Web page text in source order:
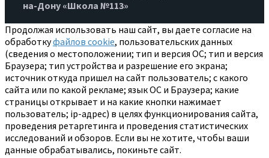
на-Дону «Школа №113»
Продолжая использовать наш сайт, вы даете согласие на
обработкуфайлов cookie, пользовательских данных
(сведения о местоположении; тип и версия ОС; тип и версия
Браузера; тип устройства и разрешение его экрана;
источник откуда пришел на сайт пользователь; с какого
сайта или по какой рекламе; язык ОС и Браузера; какие
страницы открывает и на какие кнопки нажимает
пользователь; ip-адрес) в целях функционирования сайта,
проведения ретаргетинга и проведения статистических
исследований и обзоров. Если вы не хотите, чтобы ваши
данные обрабатывались, покиньте сайт.